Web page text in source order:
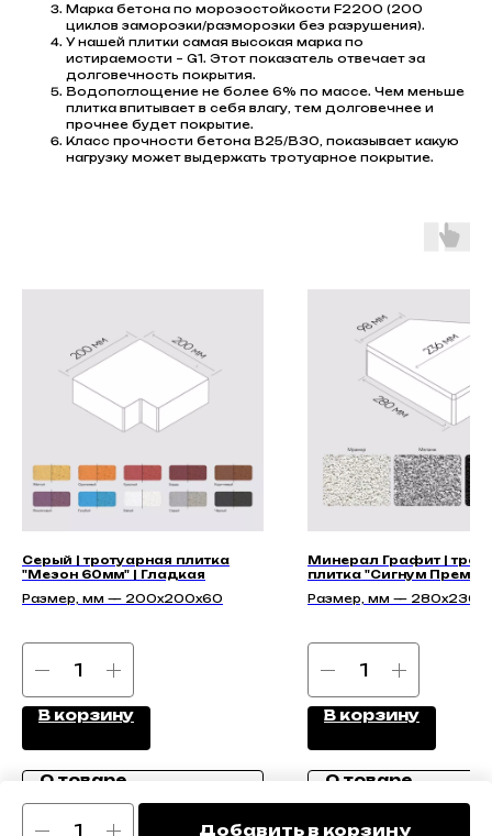
Добавить в корзину
Марка бетона по морозостойкости F2200 (200
циклов заморозки/разморозки без разрушения).
У нашей плитки самая высокая марка по
истираемости – G1. Этот показатель отвечает за
долговечность покрытия.
Водопоглощение не более 6% по массе. Чем меньше
плитка впитывает в себя влагу, тем долговечнее и
прочнее будет покрытие.
Класс прочности бетона В25/В30, показывает какую
нагрузку может выдержать тротуарное покрытие.
Серый | тротуарная плитка
"Мезон 60мм" | Гладкая
Размер, мм — 200х200х60
В корзину
О товаре
Минерал Графит |
плитка "Сигнум
Размер, мм —
В корзину
О товаре